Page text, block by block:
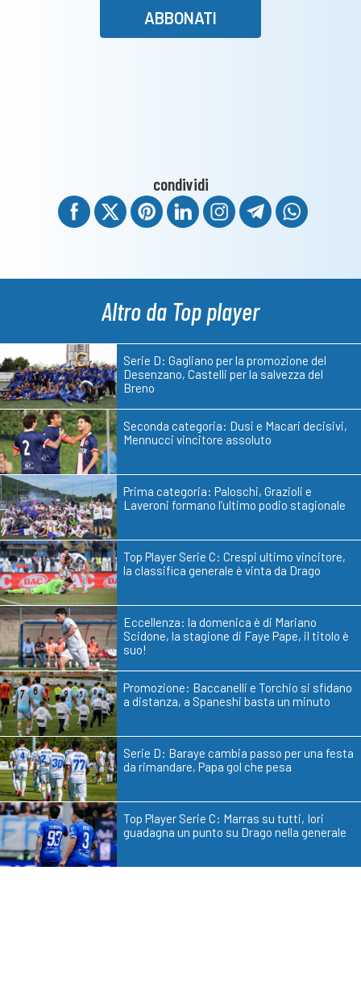
ABBONATI
condividi
Altro da Top player
Serie D: Gagliano per la promozione del
Desenzano, Castelli per la salvezza del
Breno
Seconda categoria: Dusi e Macari decisivi,
Mennucci vincitore assoluto
Prima categoria: Paloschi, Grazioli e
Laveroni formano l’ultimo podio stagionale
Top Player Serie C: Crespi ultimo vincitore,
la classifica generale è vinta da Drago
Eccellenza: la domenica è di Mariano
Scidone, la stagione di Faye Pape, il titolo è
suo!
Promozione: Baccanelli e Torchio si sfidano
a distanza, a Spaneshi basta un minuto
Serie D: Baraye cambia passo per una festa
da rimandare, Papa gol che pesa
Top Player Serie C: Marras su tutti, Iori
guadagna un punto su Drago nella generale